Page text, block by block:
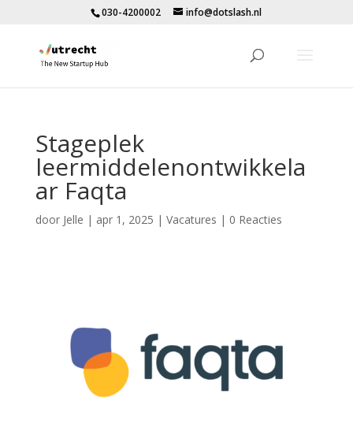
030-4200002 info@dotslash.nl
Stageplek
leermiddelenontwikkela
ar Faqta
door Jelle | apr 1, 2025 | Vacatures | 0 Reacties